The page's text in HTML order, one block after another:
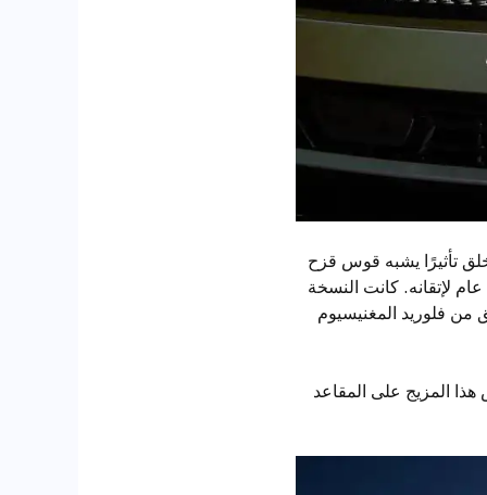
تأثيرًا يشبه قوس قزح
لإتقانه. كانت النسخة
فلوريد المغنيسيوم
المزيج على المقاعد